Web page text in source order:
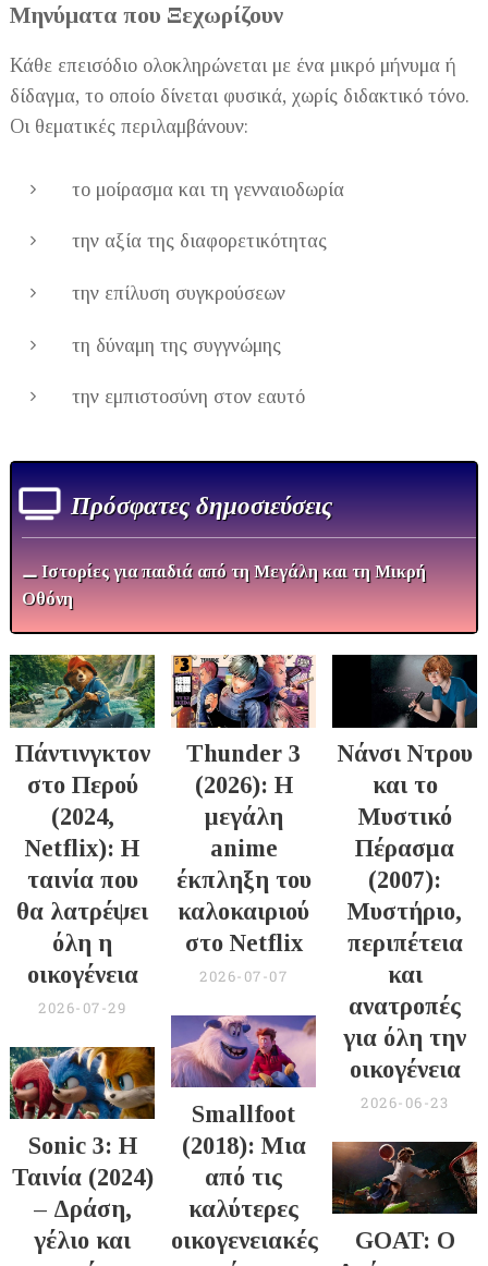
Μηνύματα που Ξεχωρίζουν
Κάθε επεισόδιο ολοκληρώνεται με ένα μικρό μήνυμα ή
δίδαγμα, το οποίο δίνεται φυσικά, χωρίς διδακτικό τόνο.
Οι θεματικές περιλαμβάνουν:
το μοίρασμα και τη γενναιοδωρία
την αξία της διαφορετικότητας
την επίλυση συγκρούσεων
τη δύναμη της συγγνώμης
την εμπιστοσύνη στον εαυτό
Πρόσφατες δημοσιεύσεις
⚊ Ιστορίες για παιδιά από τη Μεγάλη και τη Μικρή
Οθόνη
Πάντινγκτον
στο Περού
(2024,
Netflix): Η
ταινία που
θα λατρέψει
όλη η
οικογένεια
2026-07-29
Thunder 3
(2026): Η
μεγάλη
anime
έκπληξη του
καλοκαιριού
στο Netflix
2026-07-07
Νάνσι Ντρου
και το
Μυστικό
Πέρασμα
(2007):
Μυστήριο,
περιπέτεια
και
ανατροπές
για όλη την
οικογένεια
2026-06-23
Sonic 3: Η
Ταινία (2024)
– Δράση,
γέλιο και
Smallfoot
(2018): Μια
από τις
καλύτερες
οικογενειακές
GOAT: Ο